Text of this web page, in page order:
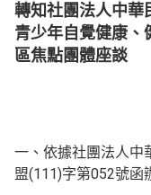
轉知社團法人中華
青少年自覺健康、
區焦點團體座談
一、依據社團法人中
盟(111)字第052號函